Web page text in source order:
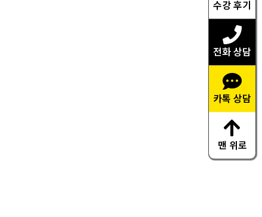
수강 후기
전화 상담
카톡 상담
맨 위로